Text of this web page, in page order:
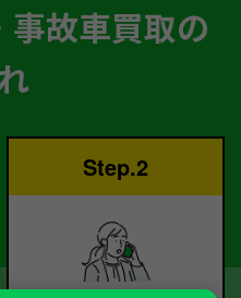
故車買取の
Step.2